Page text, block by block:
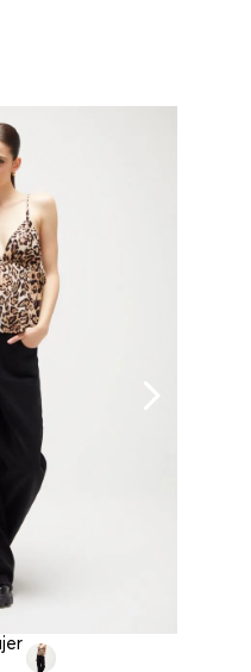
la dirección